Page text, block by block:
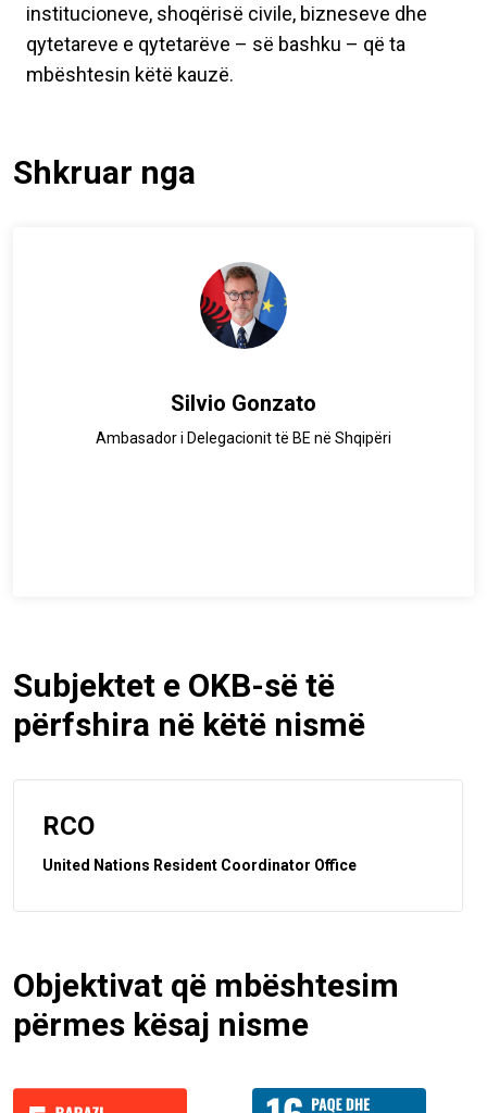
institucioneve, shoqërisë civile, bizneseve dhe
qytetareve e qytetarëve – së bashku – që ta
mbështesin këtë kauzë.
Shkruar nga
Silvio Gonzato
Ambasador i Delegacionit të BE në Shqipëri
Subjektet e OKB-së të
përfshira në këtë nismë
RCO
United Nations Resident Coordinator Office
Objektivat që mbështesim
përmes kësaj nisme